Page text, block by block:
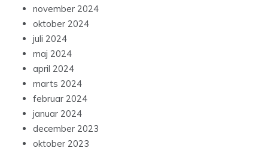
november 2024
oktober 2024
juli 2024
maj 2024
april 2024
marts 2024
februar 2024
januar 2024
december 2023
oktober 2023